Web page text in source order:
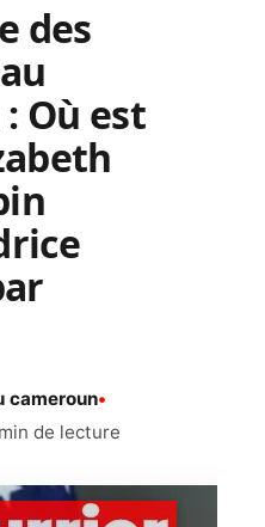
des
Où est
cameroun•
de lecture